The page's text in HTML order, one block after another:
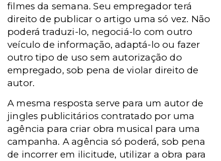
filmes da semana. Seu empregador terá
direito de publicar o artigo uma só vez. Não
poderá traduzi-lo, negociá-lo com outro
veículo de informação, adaptá-lo ou fazer
outro tipo de uso sem autorização do
empregado, sob pena de violar direito de
autor.
A mesma resposta serve para um autor de
jingles publicitários contratado por uma
agência para criar obra musical para uma
campanha. A agência só poderá, sob pena
de incorrer em ilicitude, utilizar a obra para